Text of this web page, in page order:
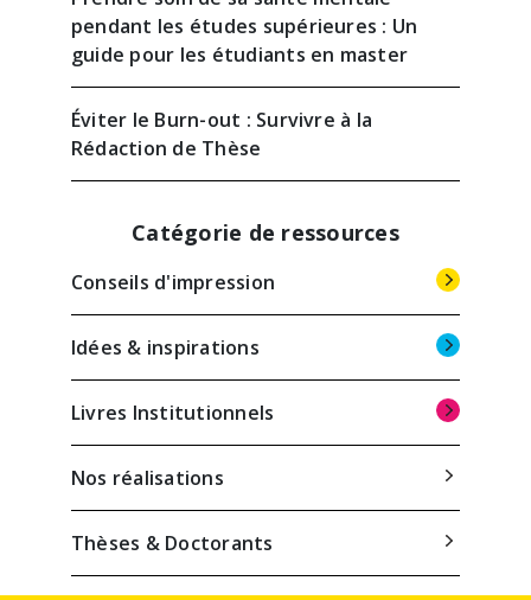
pendant les études supérieures : Un
guide pour les étudiants en master
Éviter le Burn-out : Survivre à la
Rédaction de Thèse
Catégorie de ressources
Conseils d'impression
Idées & inspirations
Livres Institutionnels
Nos réalisations
Thèses & Doctorants